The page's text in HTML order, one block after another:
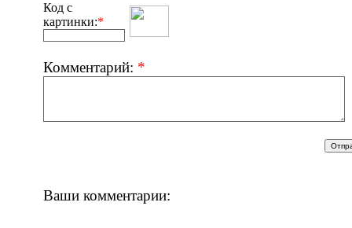
Код с
картинки:*
Комментарий: *
Ваши комментарии: